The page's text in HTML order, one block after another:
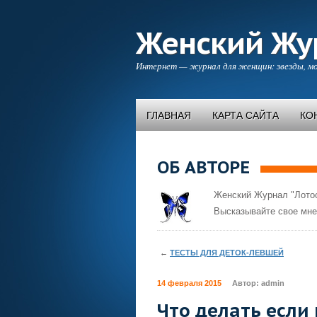
Женский
Интернет — журнал для женщин: звезды,
ГЛАВНАЯ КАРТА САЙТА
ОБ АВТОРЕ
Женский Журнал
Высказывайте свое
← ТЕСТЫ ДЛЯ ДЕТОК-ЛЕВШЕЙ
14 февраля 2015 Автор: admin
Что делать